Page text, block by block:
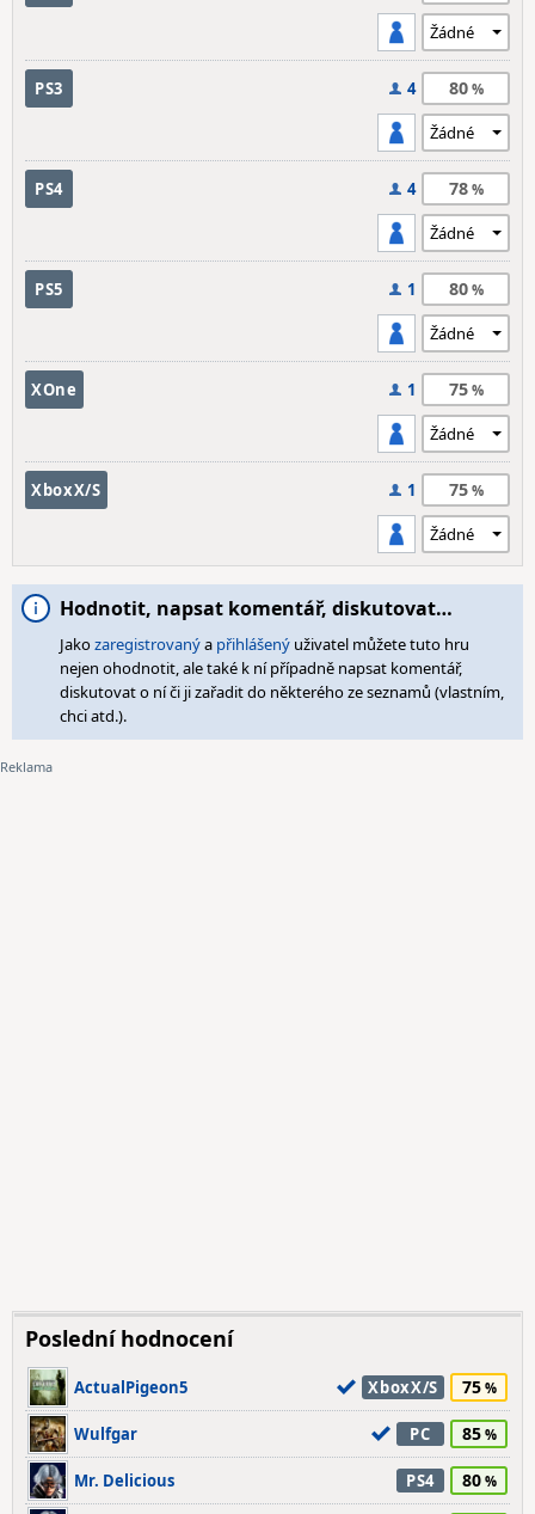
PS3 4 80
PS4 4 78
PS5 1 80
XOne 1 75
XboxX/S 1 75
Hodnotit, napsat komentář, diskutovat…
Jakozaregistrovanýa přihlášený uživatel můžete tuto hru
nejen ohodnotit, ale také k ní případně napsat komentář,
diskutovat o ní či ji zařadit do některého ze seznamů (vlastním,
chci atd.).
Poslední hodnocení
ActualPigeon5 XboxX/S 75
Wulfgar PC 85
Mr. Delicious PS4 80